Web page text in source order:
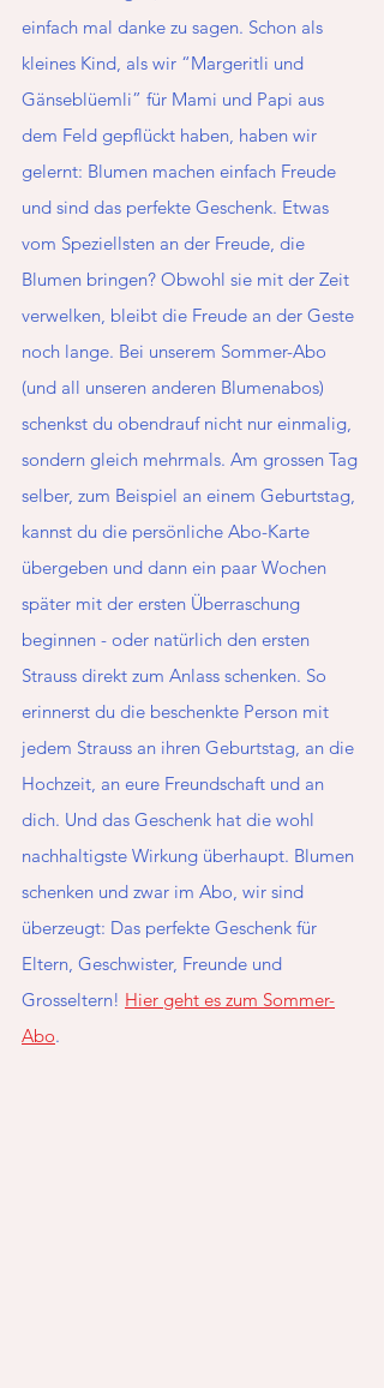
einfach mal danke zu sagen. Schon als
kleines Kind, als wir “Margeritli und
Gänseblüemli” für Mami und Papi aus
dem Feld gepflückt haben, haben wir
gelernt: Blumen machen einfach Freude
und sind das perfekte Geschenk. Etwas
vom Speziellsten an der Freude, die
Blumen bringen? Obwohl sie mit der Zeit
verwelken, bleibt die Freude an der Geste
noch lange. Bei unserem Sommer-Abo
(und all unseren anderen Blumenabos)
schenkst du obendrauf nicht nur einmalig,
sondern gleich mehrmals. Am grossen Tag
selber, zum Beispiel an einem Geburtstag,
kannst du die persönliche Abo-Karte
übergeben und dann ein paar Wochen
später mit der ersten Überraschung
beginnen - oder natürlich den ersten
Strauss direkt zum Anlass schenken. So
erinnerst du die beschenkte Person mit
jedem Strauss an ihren Geburtstag, an die
Hochzeit, an eure Freundschaft und an
dich. Und das Geschenk hat die wohl
nachhaltigste Wirkung überhaupt. Blumen
schenken und zwar im Abo, wir sind
überzeugt: Das perfekte Geschenk für
Eltern, Geschwister, Freunde und
Grosseltern! Hier geht es zum Sommer-
Abo.